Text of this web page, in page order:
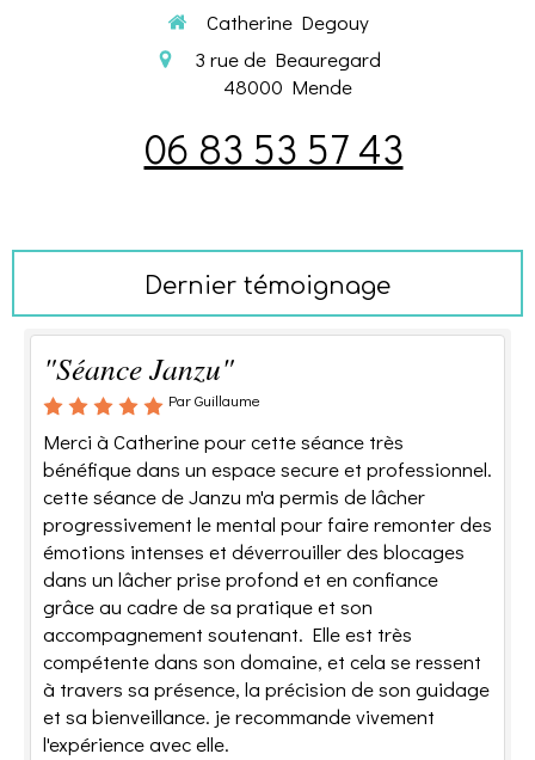
Catherine Degouy
3 rue de Beauregard
48000 Mende
06 83 53 57 43
Dernier témoignage
"Séance Janzu"
Par Guillaume
Merci à Catherine pour cette séance très
bénéfique dans un espace secure et professionnel.
cette séance de Janzu m'a permis de lâcher
progressivement le mental pour faire remonter des
émotions intenses et déverrouiller des blocages
dans un lâcher prise profond et en confiance
grâce au cadre de sa pratique et son
accompagnement soutenant. Elle est très
compétente dans son domaine, et cela se ressent
à travers sa présence, la précision de son guidage
et sa bienveillance. je recommande vivement
l'expérience avec elle.